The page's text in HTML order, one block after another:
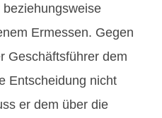
Ermessen. Gegen
Geschäftsführer dem
Entscheidung nicht
er dem über die